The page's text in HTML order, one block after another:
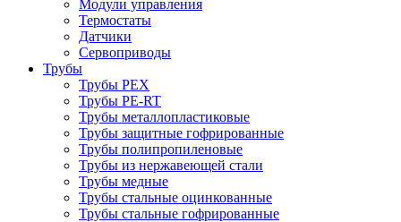
Модули управления
Термостаты
Датчики
Сервоприводы
Трубы
Трубы PEX
Трубы PE-RT
Трубы металлопластиковые
Трубы защитные гофрированные
Трубы полипропиленовые
Трубы из нержавеющей стали
Трубы медные
Трубы стальные оцинкованные
Трубы стальные гофрированные